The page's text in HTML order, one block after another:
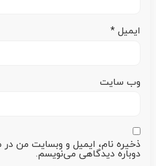
ایمیل *
وب‌ سایت
ذخیره نام، ایمیل و وبسایت من در
دوباره دیدگاهی می‌نویسم.